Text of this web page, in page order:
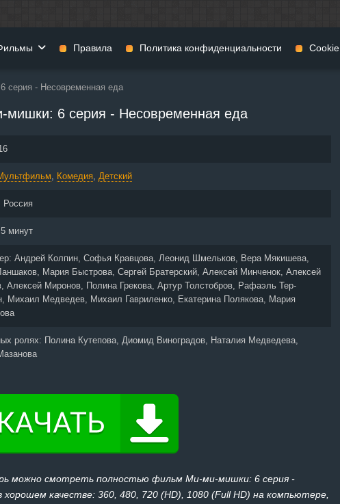
серия - Несовременная еда
мишки: 6 серия - Несовременная еда
, Комедия, Детский
Россия
5 минут
Андрей Колпин, Софья Кравцова, Леонид Шмельков, Вера Мякишева,
Мария Быстрова, Сергей Братерский, Алексей Минченок, Алексей
Алексей Миронов, Полина Грекова, Артур Толстобров, Рафаэль Тер-
Михаил Медведев, Михаил Гавриленко, Екатерина Полякова, Мария
ролях: Полина Кутепова, Диомид Виноградов, Наталия Медведева,
можно смотреть полностью фильм Ми-ми-мишки: 6 серия -
качестве: 360, 480, 720 (HD), 1080 (Full HD) на компьютере,
фильмы
Мелодрамы
Короткометражки
Правила Политика конфиденциальности Cookie